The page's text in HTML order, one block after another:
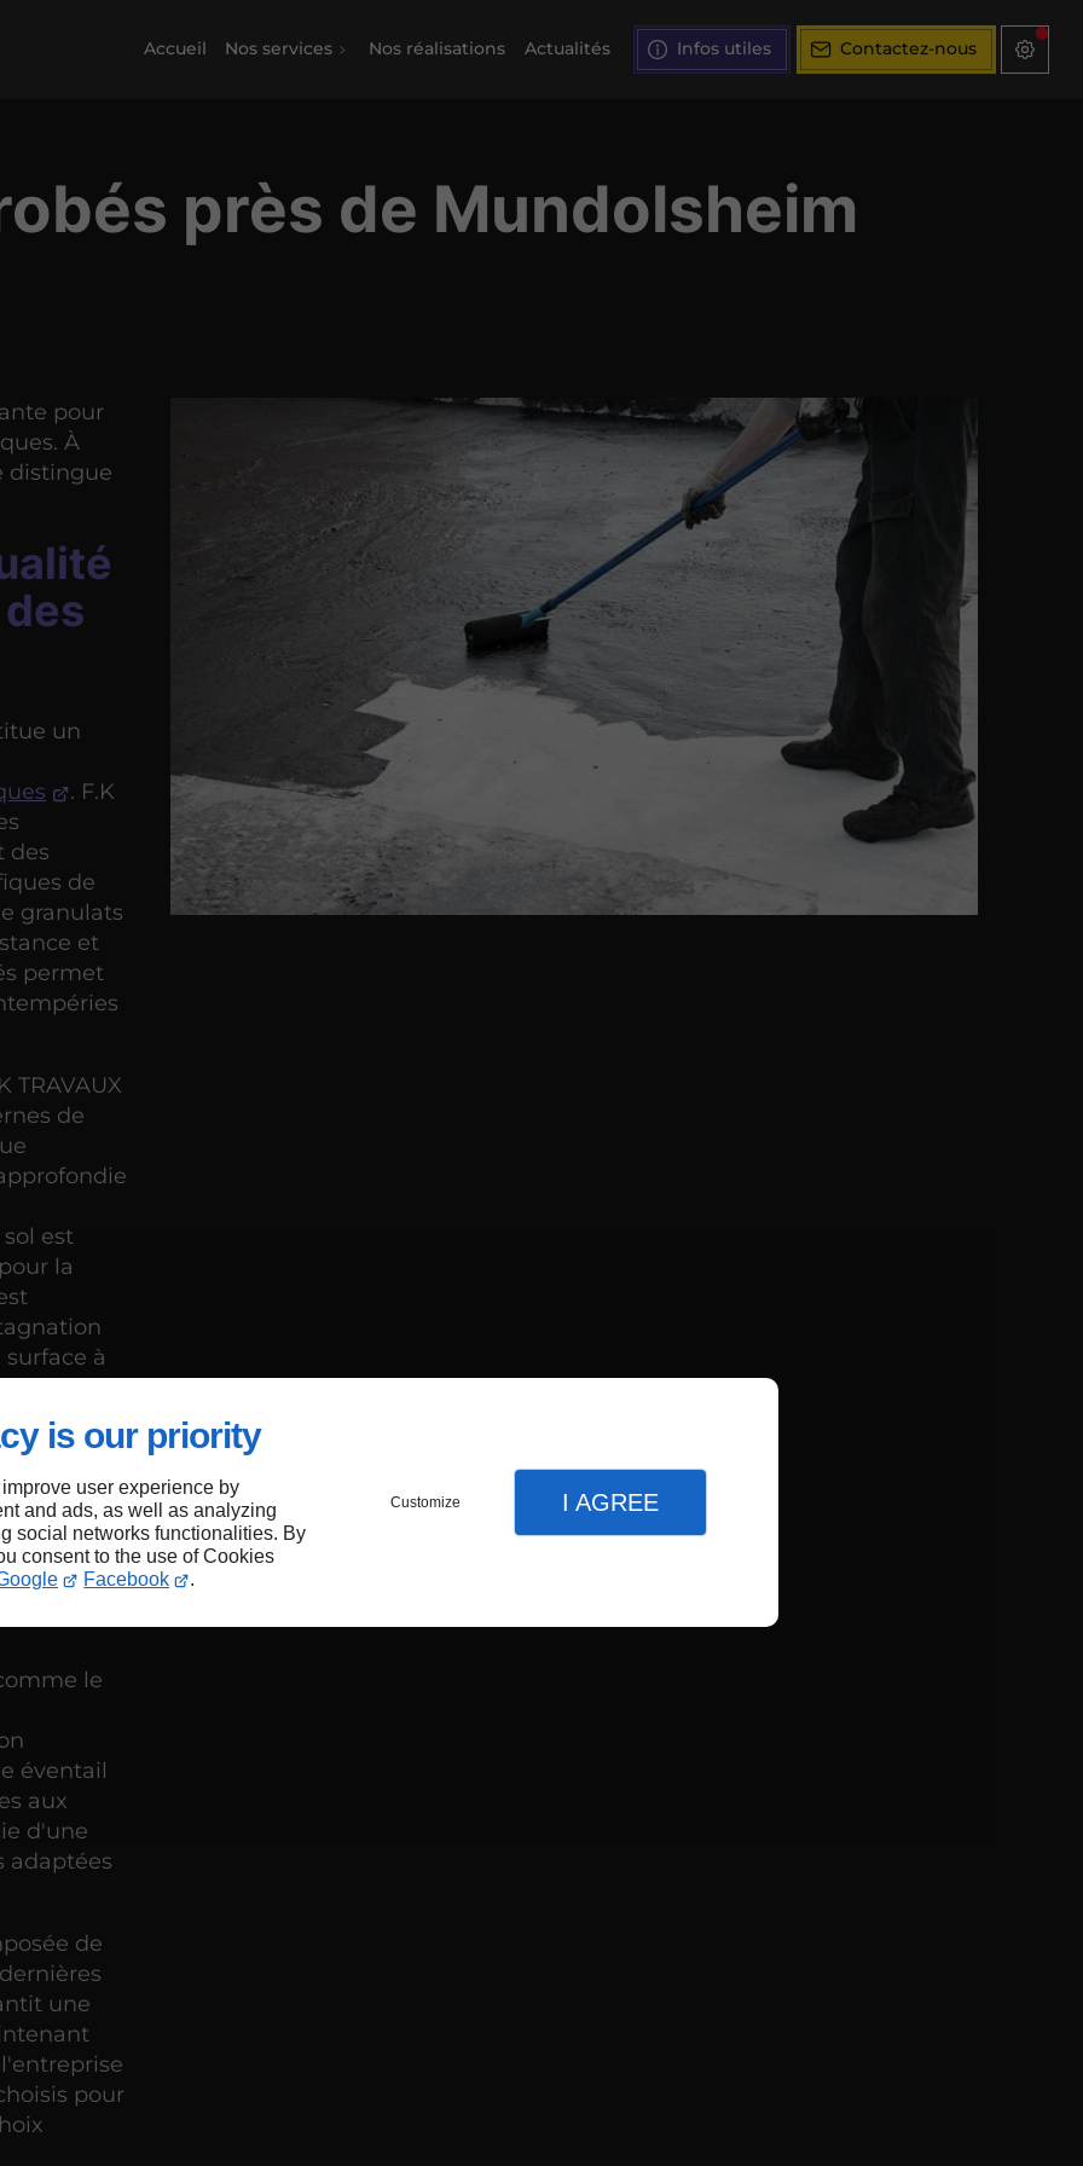
is our priority
user experience by
and ads, as well as analyzing
social networks functionalities. By
consent to the use of Cookies
Facebook .
Customize I AGREE
Accueil Nos services Nos réalisations Actualités Infos utiles Contactez-nous
près de Mundolsheim
pour
À
distingue
un
. F.K
des
de
granulats
et
permet
TRAVAUX
de
est
la
à
le
éventail
aux
d'une
adaptées
de
une
pour